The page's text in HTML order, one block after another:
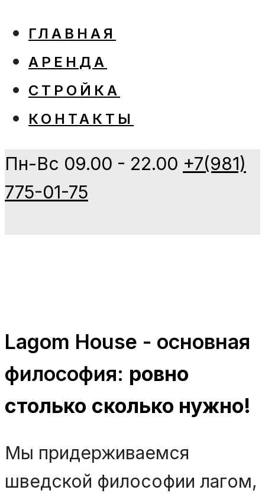
ГЛАВНАЯ
АРЕНДА
СТРОЙКА
КОНТАКТЫ
Пн-Вс 09.00 - 22.00 +7(981)
775-01-75
Lagom House - основная
философия: ровно
столько сколько нужно!
Мы придерживаемся
шведской философии лагом,